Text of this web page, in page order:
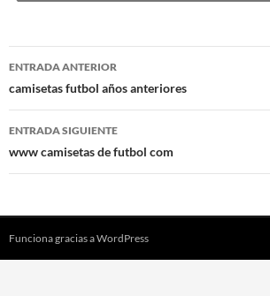
Navegación
de
entradas
ENTRADA ANTERIOR
camisetas futbol años anteriores
ENTRADA SIGUIENTE
www camisetas de futbol com
Funciona gracias a WordPress